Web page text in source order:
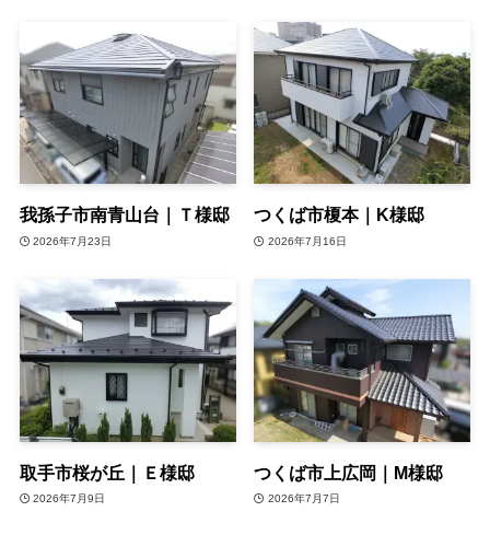
我孫子市南青山台｜Ｔ様邸
2026年7月23日
つくば市榎本｜K様邸
2026年7月16日
取手市桜が丘｜Ｅ様邸
2026年7月9日
つくば市上広岡｜M様邸
2026年7月7日